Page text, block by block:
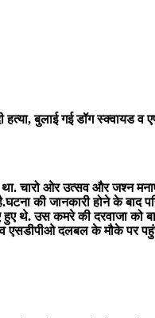
हत्या, बुलाई गई डॉग
चारो ओर उत्सव और जश्न
की जानकारी होने के
थे. उस कमरे की दरवाजा को
एसडीपीओ दलबल के मौके पर